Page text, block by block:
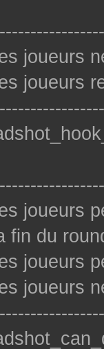
joueurs
joueurs
joueurs
fin du
joueurs
joueurs